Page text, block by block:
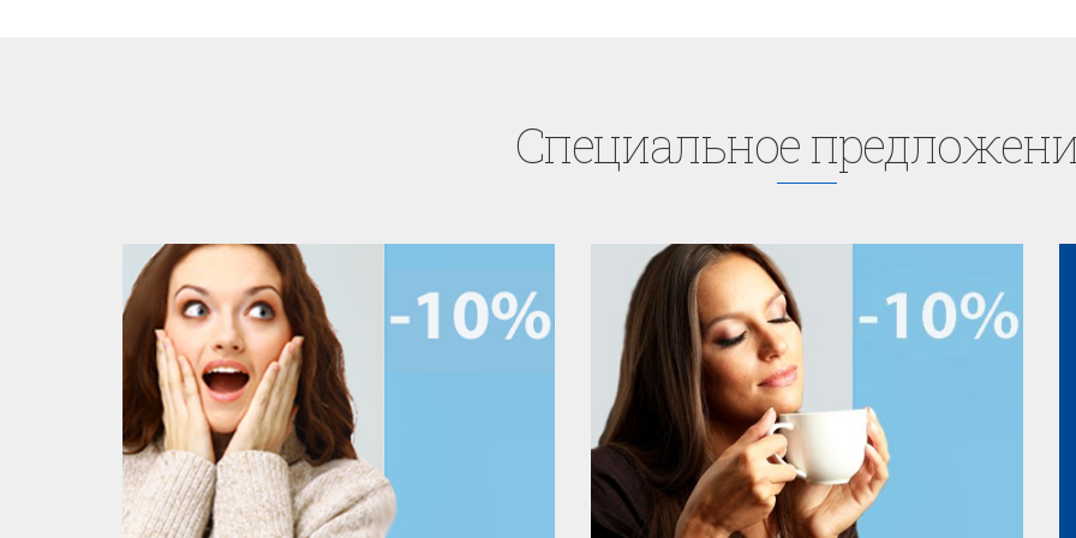
Cпециaльное